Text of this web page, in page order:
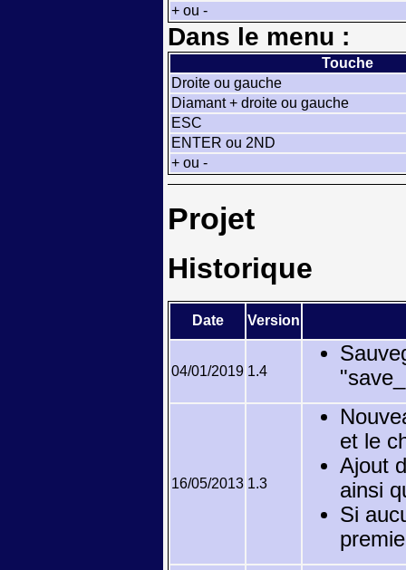
+ ou -
Dans le menu :
Touche
Droite ou gauche
Diamant + droite ou gauche
ESC
ENTER ou 2ND
+ ou -
Projet
Historique
Date Version
04/01/2019 1.4
16/05/2013 1.3
et le
Ajout
ainsi
Si